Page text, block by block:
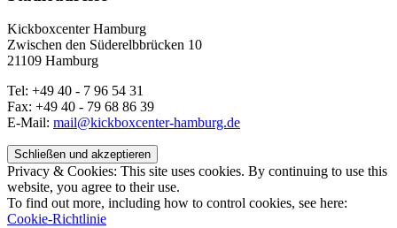
Kickboxcenter Hamburg
Zwischen den Süderelbbrücken 10
21109 Hamburg
Tel: +49 40 - 7 96 54 31
Fax: +49 40 - 79 68 86 39
E-Mail: mail@kickboxcenter-hamburg.de
Privacy & Cookies: This site uses cookies. By continuing to use this
website, you agree to their use.
To find out more, including how to control cookies, see here:
Cookie-Richtlinie